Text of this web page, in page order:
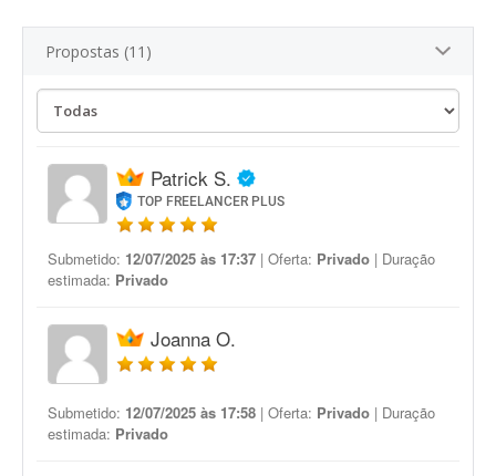
Propostas (11)
Patrick S.
TOP FREELANCER PLUS
Submetido: 12/07/2025 às 17:37 | Oferta: Privado | Duração
estimada: Privado
Joanna O.
Submetido: 12/07/2025 às 17:58 | Oferta: Privado | Duração
estimada: Privado